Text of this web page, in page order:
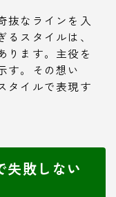
抜なラインを入
スタイルは、
ります。主役を
す。その想い
タイルで表現す
失敗しない